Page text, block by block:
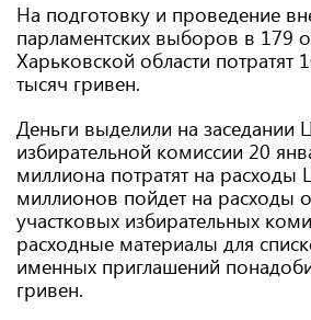
На подготовку и проведение
парламентских выборов в 179
Харьковской области потратят
тысяч гривен.
Деньги выделили на заседании
избирательной комиссии 20
миллиона потратят на расходы
миллионов пойдет на расходы
участковых избирательных
расходные материалы для
именных приглашений
гривен.